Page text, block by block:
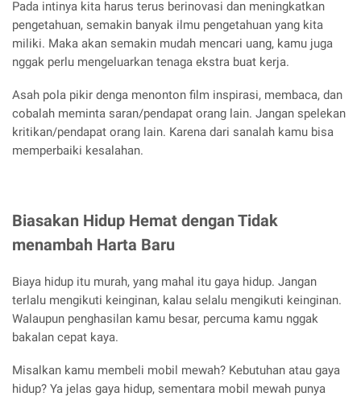
Pada intinya kita harus terus berinovasi dan meningkatkan
pengetahuan, semakin banyak ilmu pengetahuan yang kita
miliki. Maka akan semakin mudah mencari uang, kamu juga
nggak perlu mengeluarkan tenaga ekstra buat kerja.
Asah pola pikir denga menonton film inspirasi, membaca, dan
cobalah meminta saran/pendapat orang lain. Jangan spelekan
kritikan/pendapat orang lain. Karena dari sanalah kamu bisa
memperbaiki kesalahan.
Biasakan Hidup Hemat dengan Tidak
menambah Harta Baru
Biaya hidup itu murah, yang mahal itu gaya hidup. Jangan
terlalu mengikuti keinginan, kalau selalu mengikuti keinginan.
Walaupun penghasilan kamu besar, percuma kamu nggak
bakalan cepat kaya.
Misalkan kamu membeli mobil mewah? Kebutuhan atau gaya
hidup? Ya jelas gaya hidup, sementara mobil mewah punya